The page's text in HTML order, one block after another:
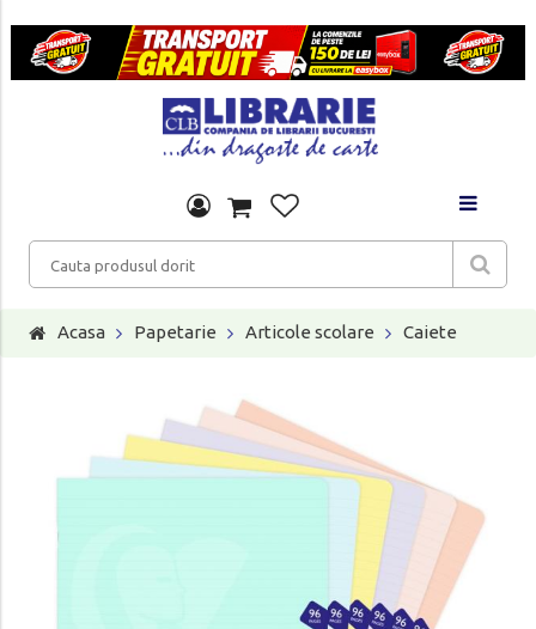
Acasa Papetarie Articole scolare Caiete